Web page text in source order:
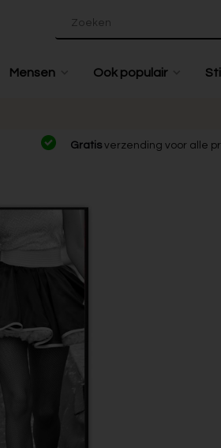
Mensen Ook populair
Gratisverzending voor alle